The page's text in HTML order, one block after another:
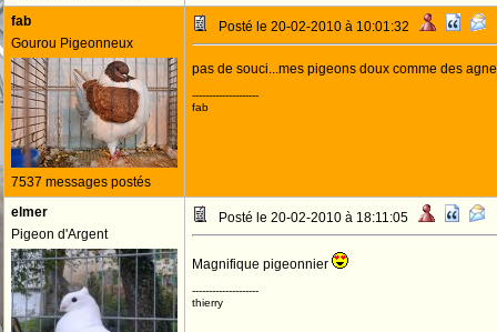
fab
Gourou Pigeonneux
7537 messages postés
Posté le 20-02-2010 à 10:01:32
pas de souci...mes pigeons doux comme des
--------------------
fab
elmer
Pigeon d'Argent
Posté le 20-02-2010 à 18:11:05
Magnifique pigeonnier
--------------------
thierry